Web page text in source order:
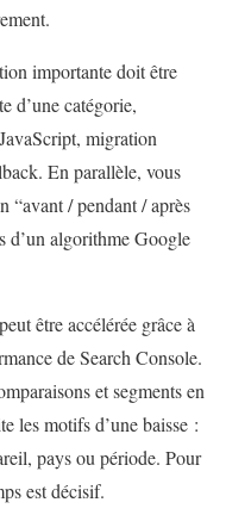
importante doit être
d’une catégorie,
migration
En parallèle, vous
“avant / pendant / après
d’un algorithme Google
être accélérée grâce à
de Search Console.
et segments en
les motifs d’une baisse :
pays ou période. Pour
est décisif.